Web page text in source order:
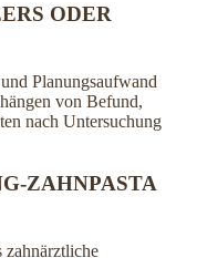
ODER
Planungsaufwand
von Befund,
nach Untersuchung
ZAHNPASTA
zahnärztliche